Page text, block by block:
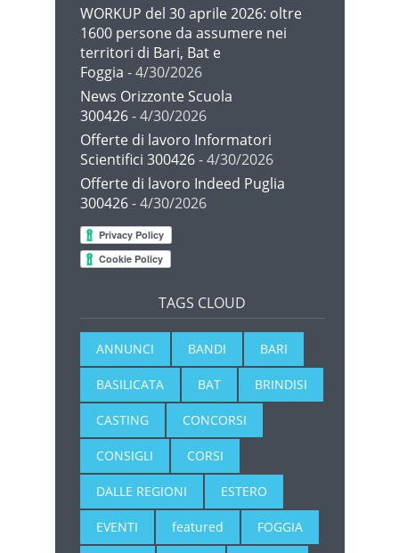
WORKUP del 30 aprile 2026: oltre
1600 persone da assumere nei
territori di Bari, Bat e
Foggia - 4/30/2026
News Orizzonte Scuola
300426- 4/30/2026
Offerte di lavoro Informatori
Scientifici 300426- 4/30/2026
Offerte di lavoro Indeed Puglia
300426- 4/30/2026
TAGS CLOUD
ANNUNCI BANDI BARI
BASILICATA BAT BRINDISI
CASTING CONCORSI
CONSIGLI CORSI
DALLE REGIONI ESTERO
EVENTI featured FOGGIA